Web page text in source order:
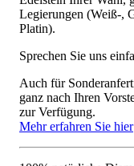
Legierungen (Weiß-,
Platin).
Sprechen Sie uns
Auch für
ganz nach Ihren
zur Verfügung.
Mehr erfahren Sie hier